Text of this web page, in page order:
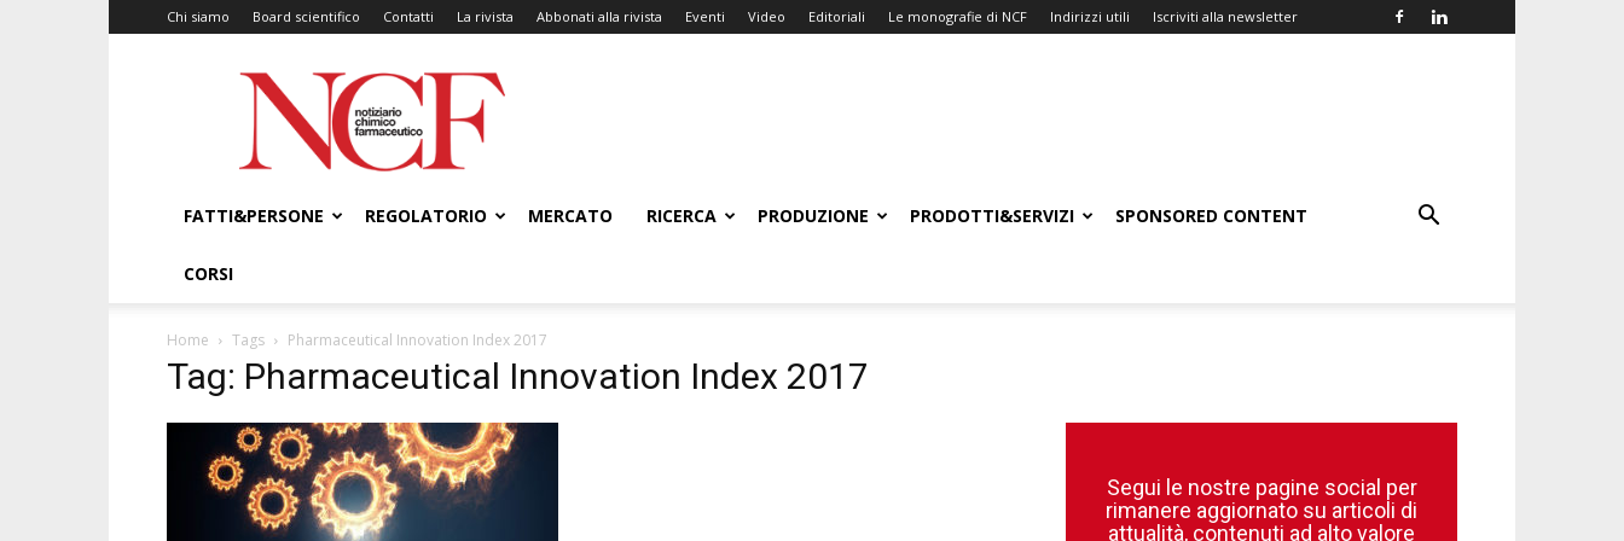
Chi siamo Board scientifico Contatti La rivista Abbonati alla rivista Eventi Video Editoriali Le monografie di NCF Indirizzi utili Iscriviti alla newsletter
NCF
–
Notiziario
Chimico
FATTI&PERSONE
REGOLATORIO MERCATO RICERCA PRODUZIONE PRODOTTI&SERVIZI SPONSORED CONTENT
CORSI
Home Tags Pharmaceutical Innovation Index 2017
Tag: Pharmaceutical Innovation Index 2017
Segui le nostre pagine social per
rimanere aggiornato su articoli di
attualità, contenuti ad alto valore